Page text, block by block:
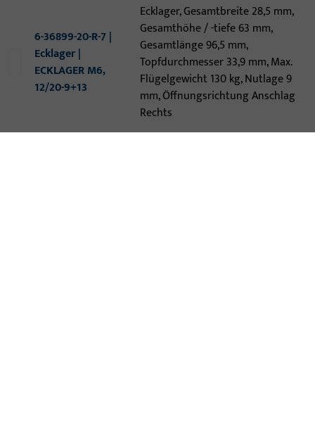
6-36899-20-R-7 |
Ecklager |
ECKLAGER M6,
12/20-9+13
Ecklager, Gesamtbreite 28,5 mm,
Gesamthöhe / -tiefe 63 mm,
Gesamtlänge 96,5 mm,
Topfdurchmesser 33,9 mm, Max.
Flügelgewicht 130 kg, Nutlage 9
mm, Öffnungsrichtung Anschlag
Rechts